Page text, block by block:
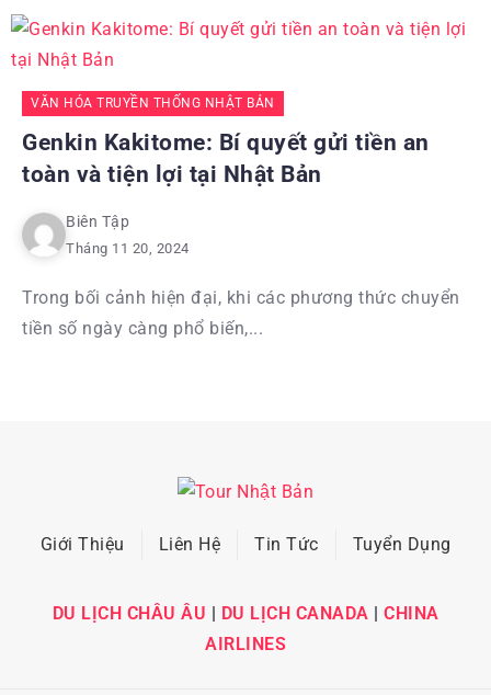
VĂN HÓA TRUYỀN THỐNG NHẬT BẢN
Genkin Kakitome: Bí quyết gửi tiền an
toàn và tiện lợi tại Nhật Bản
Biên Tập
Tháng 11 20, 2024
Trong bối cảnh hiện đại, khi các phương thức chuyển
tiền số ngày càng phổ biến,...
Giới Thiệu Liên Hệ Tin Tức Tuyển Dụng
DU LỊCH CHÂU ÂU | DU LỊCH CANADA | CHINA
AIRLINES